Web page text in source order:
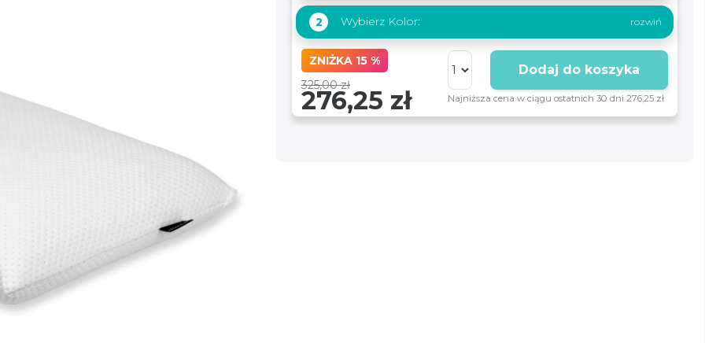
2 Wybierz Kolor:
ZNIŻKA 15 %
325,00 zł
276,25 zł
Dodaj do koszyka
Najniższa cena w ciągu ostatnich 30 dni 276,25 zł